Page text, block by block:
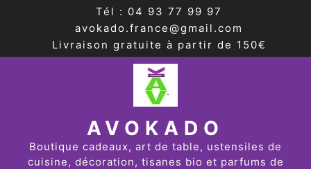
Tél : 04 93 77 99 97
avokado.france@gmail.com
Livraison gratuite à partir de 150€
AVOKADO
Boutique cadeaux, art de table, ustensiles de
cuisine, décoration, tisanes bio et parfums de